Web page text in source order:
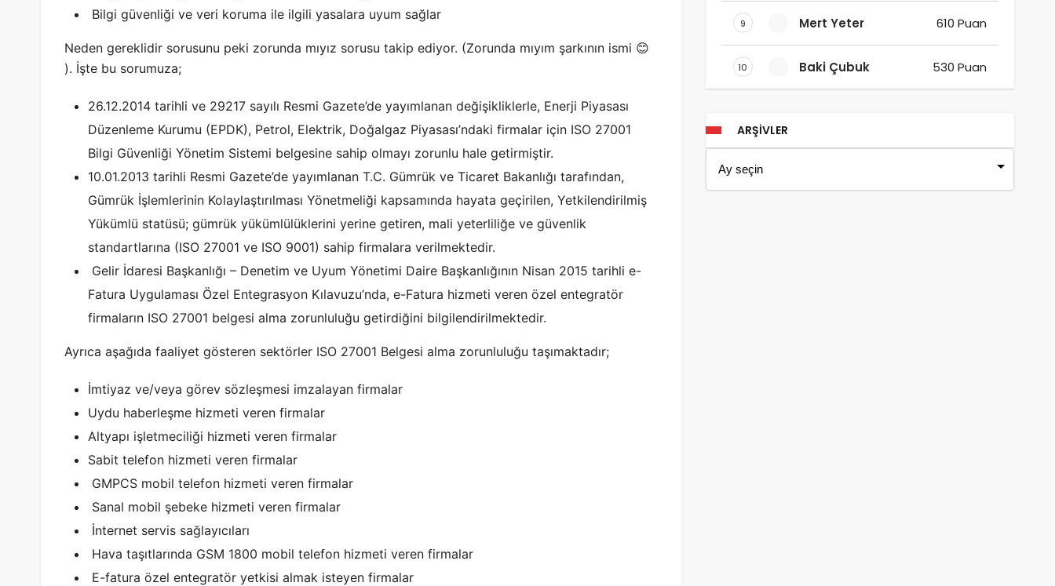
Bilgi güvenliği ve veri koruma ile ilgili yasalara uyum sağlar
Neden gereklidir sorusunu peki zorunda mıyız sorusu takip ediyor. (Zorunda mıyım şarkının ismi 😊
). İşte bu sorumuza;
26.12.2014 tarihli ve 29217 sayılı Resmi Gazete’de yayımlanan değişikliklerle, Enerji Piyasası
Düzenleme Kurumu (EPDK), Petrol, Elektrik, Doğalgaz Piyasası’ndaki firmalar için ISO 27001
Bilgi Güvenliği Yönetim Sistemi belgesine sahip olmayı zorunlu hale getirmiştir.
10.01.2013 tarihli Resmi Gazete’de yayımlanan T.C. Gümrük ve Ticaret Bakanlığı tarafından,
Gümrük İşlemlerinin Kolaylaştırılması Yönetmeliği kapsamında hayata geçirilen, Yetkilendirilmiş
Yükümlü statüsü; gümrük yükümlülüklerini yerine getiren, mali yeterliliğe ve güvenlik
standartlarına (ISO 27001 ve ISO 9001) sahip firmalara verilmektedir.
Gelir İdaresi Başkanlığı – Denetim ve Uyum Yönetimi Daire Başkanlığının Nisan 2015 tarihli e-
Fatura Uygulaması Özel Entegrasyon Kılavuzu’nda, e-Fatura hizmeti veren özel entegratör
firmaların ISO 27001 belgesi alma zorunluluğu getirdiğini bilgilendirilmektedir.
Ayrıca aşağıda faaliyet gösteren sektörler ISO 27001 Belgesi alma zorunluluğu taşımaktadır;
İmtiyaz ve/veya görev sözleşmesi imzalayan firmalar
Uydu haberleşme hizmeti veren firmalar
Altyapı işletmeciliği hizmeti veren firmalar
Sabit telefon hizmeti veren firmalar
GMPCS mobil telefon hizmeti veren firmalar
Sanal mobil şebeke hizmeti veren firmalar
İnternet servis sağlayıcıları
Hava taşıtlarında GSM 1800 mobil telefon hizmeti veren firmalar
E-fatura özel entegratör yetkisi almak isteyen firmalar
9 Mert Yeter 610 Puan
10 Baki Çubuk 530 Puan
ARŞIVLER